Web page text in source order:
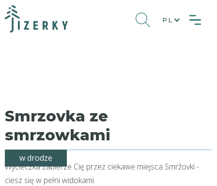
PL
Smrzovka ze
smrzowkami
w drodze
Wycieczka zabierze Cię przez ciekawe miejsca Smržovki -
ciesz się w pełni widokami.